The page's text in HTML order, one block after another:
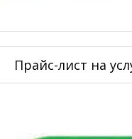
Прайс-лист на